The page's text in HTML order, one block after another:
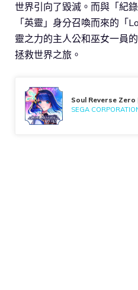
世界引向了毀滅。而與「紀
「英靈」身分召喚而來的「
靈之力的主人公和巫女一員
拯救世界之旅。
Soul Reverse Zero
SEGA